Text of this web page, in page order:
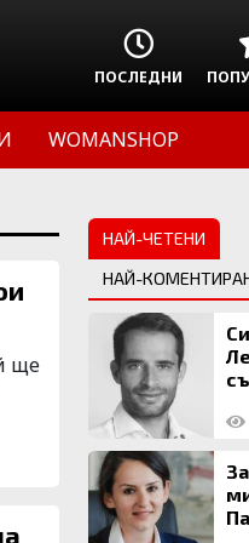
ПОСЛЕДНИ
WOMANSHOP
ще
НАЙ-ЧЕТЕНИ
НАЙ-